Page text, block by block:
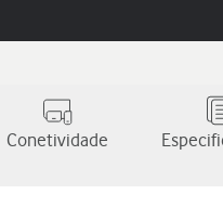
Conetividade